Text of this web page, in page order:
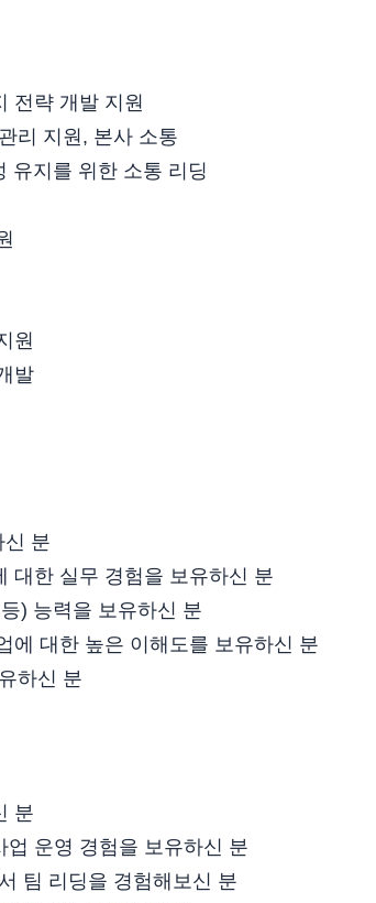
전략 개발 지원
리 지원, 본사 소통
유지를 위한 소통 리딩
원
발
신 분
대한 실무 경험을 보유하신 분
) 능력을 보유하신 분
에 대한 높은 이해도를 보유하신 분
하신 분
분
운영 경험을 보유하신 분
팀 리딩을 경험해보신 분